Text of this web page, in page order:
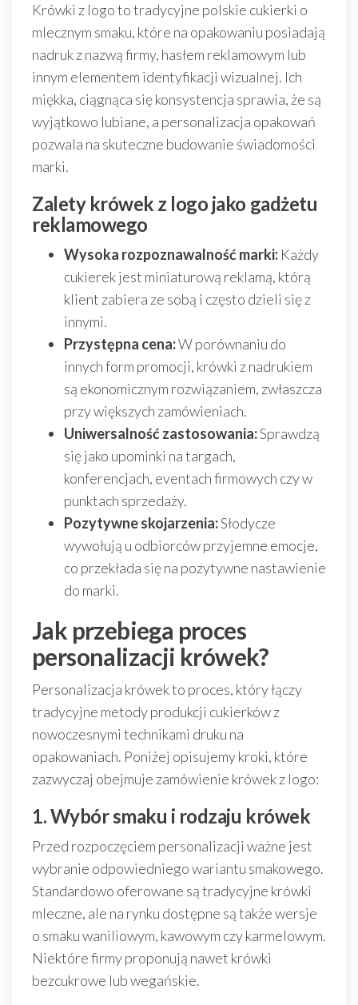
Krówki z logo to tradycyjne polskie cukierki o
mlecznym smaku, które na opakowaniu posiadają
nadruk z nazwą firmy, hasłem reklamowym lub
innym elementem identyfikacji wizualnej. Ich
miękka, ciągnąca się konsystencja sprawia, że są
wyjątkowo lubiane, a personalizacja opakowań
pozwala na skuteczne budowanie świadomości
marki.
Zalety krówek z logo jako gadżetu
reklamowego
Wysoka rozpoznawalność marki: Każdy
cukierek jest miniaturową reklamą, którą
klient zabiera ze sobą i często dzieli się z
innymi.
Przystępna cena:W porównaniu do
innych form promocji, krówki z nadrukiem
są ekonomicznym rozwiązaniem, zwłaszcza
przy większych zamówieniach.
Uniwersalność zastosowania:Sprawdzą
się jako upominki na targach,
konferencjach, eventach firmowych czy w
punktach sprzedaży.
Pozytywne skojarzenia:Słodycze
wywołują u odbiorców przyjemne emocje,
co przekłada się na pozytywne nastawienie
do marki.
Jak przebiega proces
personalizacji krówek?
Personalizacja krówek to proces, który łączy
tradycyjne metody produkcji cukierków z
nowoczesnymi technikami druku na
opakowaniach. Poniżej opisujemy kroki, które
zazwyczaj obejmuje zamówienie krówek z logo:
1. Wybór smaku i rodzaju krówek
Przed rozpoczęciem personalizacji ważne jest
wybranie odpowiedniego wariantu smakowego.
Standardowo oferowane są tradycyjne krówki
mleczne, ale na rynku dostępne są także wersje
o smaku waniliowym, kawowym czy karmelowym.
Niektóre firmy proponują nawet krówki
bezcukrowe lub wegańskie.